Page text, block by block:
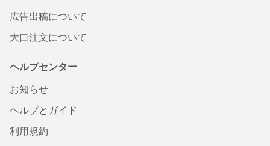
広告出稿について
大口注文について
ヘルプセンター
お知らせ
ヘルプとガイド
利用規約